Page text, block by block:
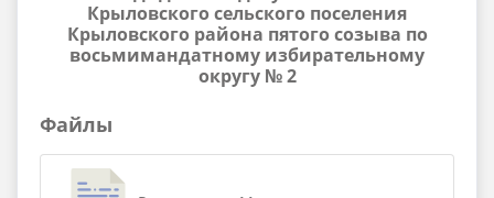
Крыловского сельского поселения
Крыловского района пятого созыва по
восьмимандатному избирательному
округу № 2
Файлы